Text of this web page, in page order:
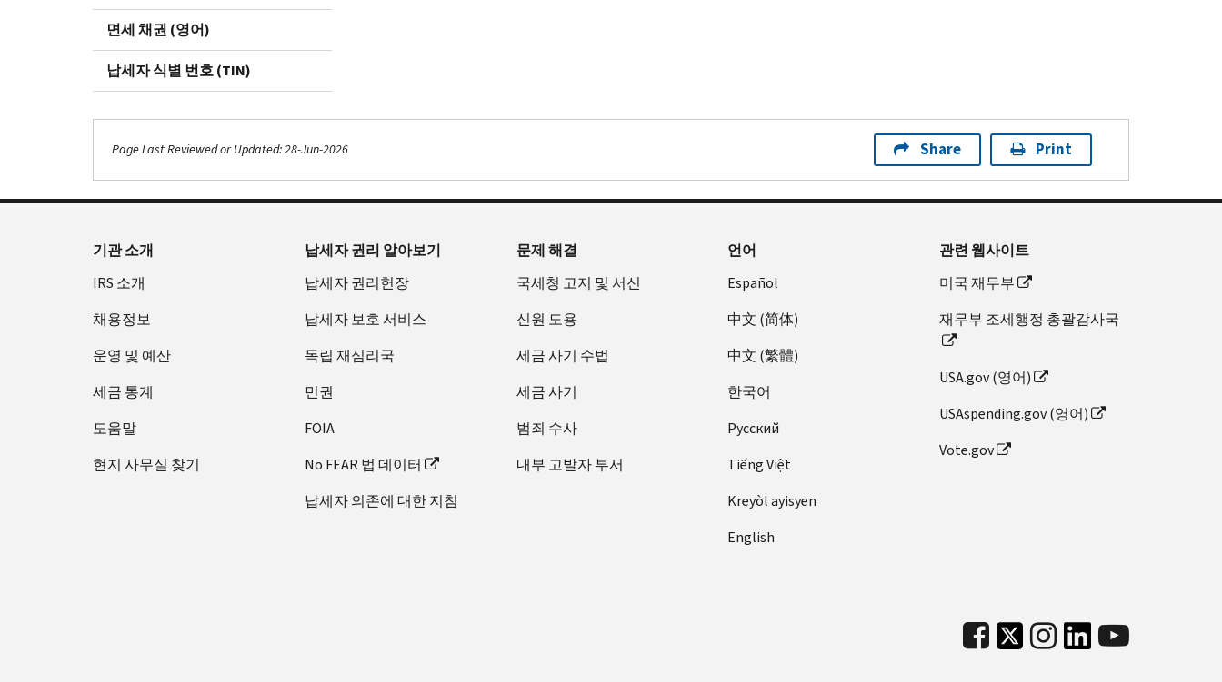
면세 채권 (영어)
납세자 식별 번호 (TIN)
Page Last Reviewed or Updated: 28-Jun-2026 Share Print
기관 소개
IRS 소개
채용정보
운영 및 예산
세금 통계
도움말
현지 사무실 찾기
납세자 권리 알아보기
납세자 권리헌장
납세자 보호 서비스
독립 재심리국
민권
FOIA
No FEAR 법 데이터
납세자 의존에 대한 지침
문제 해결
국세청 고지 및 서신
신원 도용
세금 사기 수법
세금 사기
범죄 수사
내부 고발자 부서
언어
Español
中文 (简体)
中文 (繁體)
한국어
Pусский
Tiếng Việt
Kreyòl ayisyen
English
관련 웹사이트
미국 재무부
재무부 조세행정 총괄감사국
USA.gov (영어)
USAspending.gov (영어)
Vote.gov